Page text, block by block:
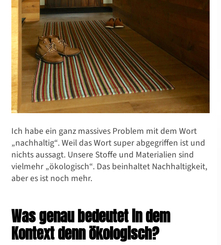
Ich habe ein ganz massives Problem mit dem Wort
„nachhaltig“. Weil das Wort super abgegriffen ist und
nichts aussagt. Unsere Stoffe und Materialien sind
vielmehr „ökologisch“. Das beinhaltet Nachhaltigkeit,
aber es ist noch mehr.
Was genau bedeutet in dem
Kontext denn ökologisch?